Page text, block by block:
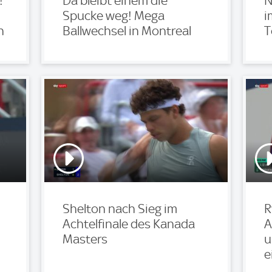
Spucke weg! Mega
Ballwechsel in Montreal
Shelton nach Sieg im
Achtelfinale des Kanada
Masters